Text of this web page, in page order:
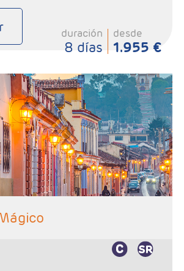
duración
8 días
desde
1.955 €
de México, 2 Noches en San Cristóbal, 1
1 Noche en Campeche, 1 Noche en Mérida y 1
C, B y A en el circuito